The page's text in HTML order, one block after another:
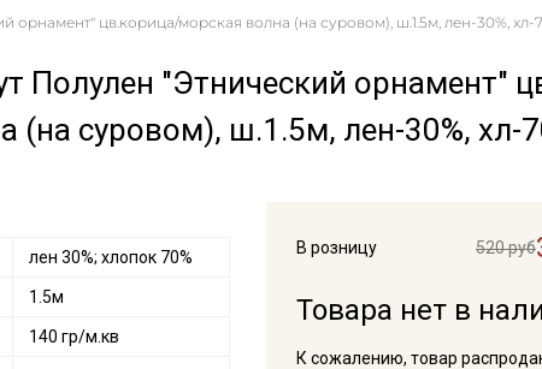
орнамент" цв.корица/морская волна (на суровом), ш.1.5м, лен-30%, хл-
Полулен "Этнический орнамент"
(на суровом), ш.1.5м, лен-30%, хл-
В розницу 520 руб
Товара нет в
К сожалению, товар
лен 30%; хлопок 70%
1.5м
140 гр/м.кв